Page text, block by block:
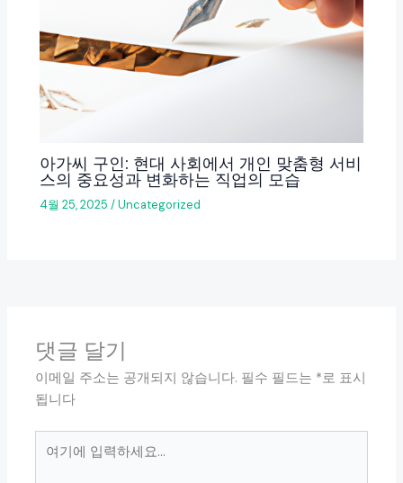
아가씨 구인: 현대 사회에서 개인 맞춤형 서비
스의 중요성과 변화하는 직업의 모습
4월 25, 2025/Uncategorized
댓글 달기
이메일 주소는 공개되지 않습니다. 필수 필드는 *로 표시
됩니다